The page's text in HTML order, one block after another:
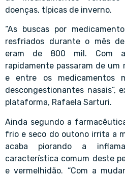
doenças, típicas de inverno.
“As buscas por
resfriados durante o mês
eram de 800 mil. Com
rapidamente passaram de um
e entre os medicamentos
descongestionantes nasais”,
plataforma, Rafaela Sarturi.
Ainda segundo a
frio e seco do outono irrita a
acaba piorando a
característica comum deste
e vermelhidão. “Com a